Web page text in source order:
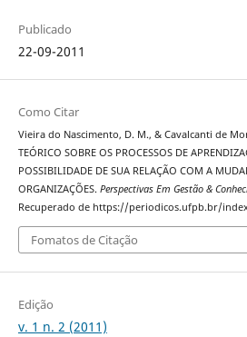
Publicado
22-09-2011
Como Citar
Vieira do Nascimento, D. M., & Cavalcanti de
TEÓRICO SOBRE OS PROCESSOS DE
POSSIBILIDADE DE SUA RELAÇÃO COM A
ORGANIZAÇÕES. Perspectivas Em Gestão &
Recuperado de https://periodicos.ufpb.br/
Fomatos de Citação
Edição
v. 1 n. 2 (2011)